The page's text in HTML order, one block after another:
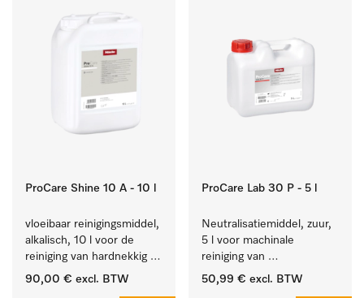
ProCare Shine 10 A - 10 l
vloeibaar reinigingsmiddel,
alkalisch, 10 l voor de
reiniging van hardnekkig
vuil op serviesgoed,
90,00 € excl. BTW
ProCare Lab 30 P - 5 l
Neutralisatiemiddel, zuur,
5 l voor machinale
reiniging van
laboratoriumglaswerk en -
50,99 € excl. BTW